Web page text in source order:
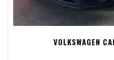
VOLKSWAGEN